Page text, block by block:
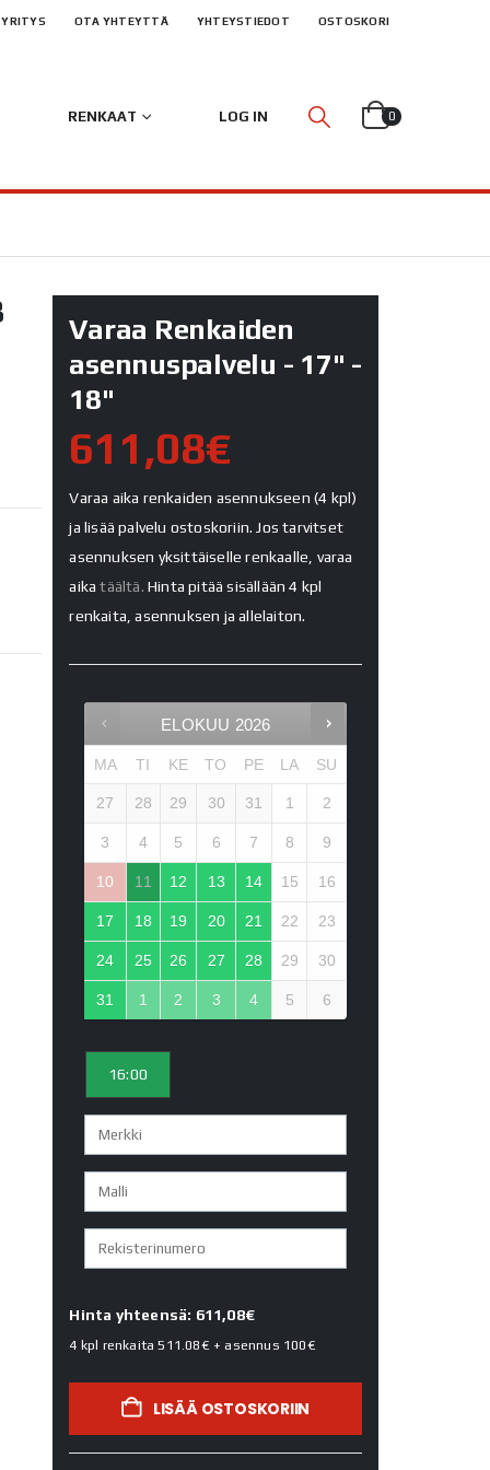
YRITYS OTA YHTEYTTÄ YHTEYSTIEDOT OSTOSKORI
RENKAAT LOG IN 0
Varaa Renkaiden
asennuspalvelu - 17" -
18"
611,08€
Varaa aika renkaiden asennukseen (4 kpl)
ja lisää palvelu ostoskoriin. Jos tarvitset
asennuksen yksittäiselle renkaalle, varaa
aikatäältä. Hinta pitää sisällään 4 kpl
renkaita, asennuksen ja allelaiton.
ELOKUU 2026
MA TI KE TO PE LA SU
27 28 29 30 31 1 2
3 4 5 6 7 8 9
10 11 12 13 14 15 16
17 18 19 20 21 22 23
24 25 26 27 28 29 30
31 1 2 3 4 5 6
16:00
Hinta yhteensä: 611,08€
4 kpl renkaita511.08€+ asennus 100€
LISÄÄ OSTOSKORIIN